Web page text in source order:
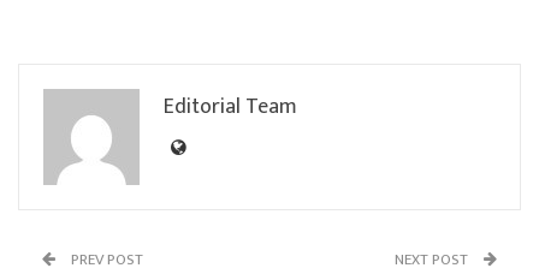
Editorial Team
PREV POST NEXT POST